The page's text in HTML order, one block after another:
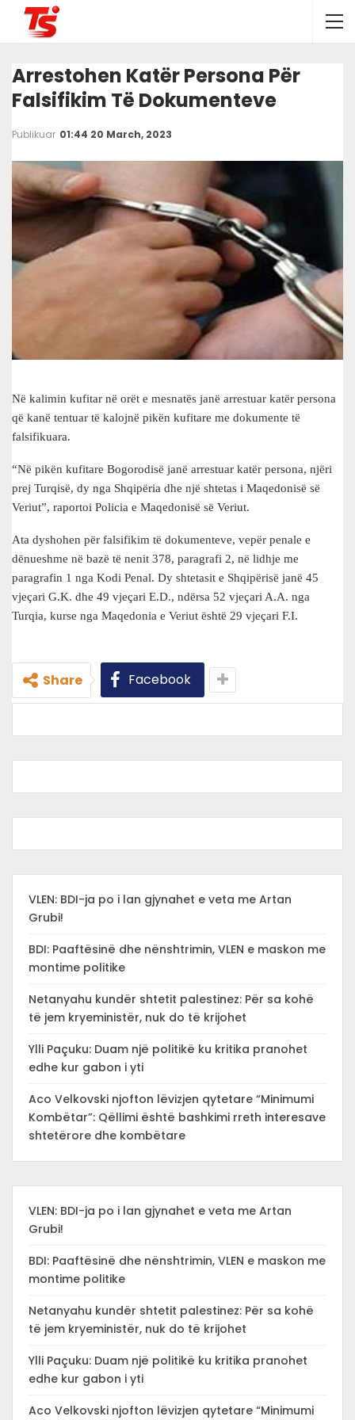
Arrestohen Katër Persona Për
Falsifikim Të Dokumenteve
Publikuar 01:44 20 March, 2023
Në kalimin kufitar në orët e mesnatës janë arrestuar katër persona
që kanë tentuar të kalojnë pikën kufitare me dokumente të
falsifikuara.
“Në pikën kufitare Bogorodisë janë arrestuar katër persona, njëri
prej Turqisë, dy nga Shqipëria dhe një shtetas i Maqedonisë së
Veriut”, raportoi Policia e Maqedonisë së Veriut.
Ata dyshohen për falsifikim të dokumenteve, vepër penale e
dënueshme në bazë të nenit 378, paragrafi 2, në lidhje me
paragrafin 1 nga Kodi Penal. Dy shtetasit e Shqipërisë janë 45
vjeçari G.K. dhe 49 vjeçari E.D., ndërsa 52 vjeçari A.A. nga
Turqia, kurse nga Maqedonia e Veriut është 29 vjeçari F.I.
Share Facebook
VLEN: BDI-ja po i lan gjynahet e veta me Artan
Grubi!
BDI: Paaftësinë dhe nënshtrimin, VLEN e maskon me
montime politike
Netanyahu kundër shtetit palestinez: Për sa kohë
të jem kryeministër, nuk do të krijohet
Ylli Paçuku: Duam një politikë ku kritika pranohet
edhe kur gabon i yti
Aco Velkovski njofton lëvizjen qytetare “Minimumi
Kombëtar”: Qëllimi është bashkimi rreth interesave
shtetërore dhe kombëtare
VLEN: BDI-ja po i lan gjynahet e veta me Artan
Grubi!
BDI: Paaftësinë dhe nënshtrimin, VLEN e maskon me
montime politike
Netanyahu kundër shtetit palestinez: Për sa kohë
të jem kryeministër, nuk do të krijohet
Ylli Paçuku: Duam një politikë ku kritika pranohet
edhe kur gabon i yti
Aco Velkovski njofton lëvizjen qytetare “Minimumi